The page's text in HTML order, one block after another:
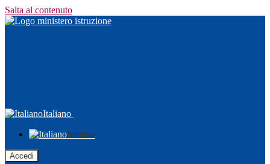
Salta al contenuto
Italiano
Italiano
Accedi